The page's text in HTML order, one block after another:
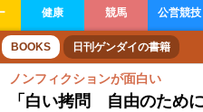
健康 競馬 公営競技
ボートレース 競輪 オートレース
BOOKS 日刊ゲンダイの書籍
ノンフィクションが面白い
「白い拷問 自由のため